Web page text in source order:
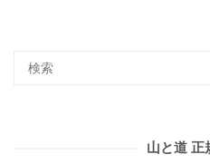
山と道 正